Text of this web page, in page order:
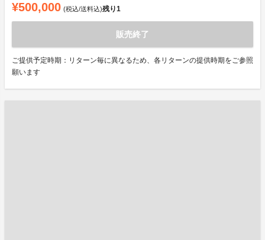
¥500,000 (税込/送料込)残り1
販売終了
ご提供予定時期：リターン毎に異なるため、各リターンの提供時期をご参照
願います